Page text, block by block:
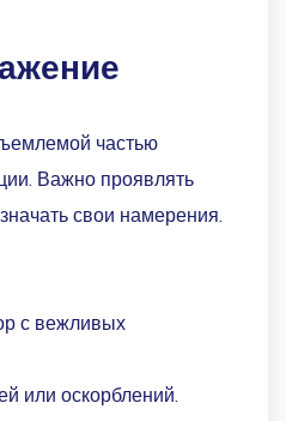
частью
Важно проявлять
свои намерения.
с вежливых
или оскорблений.